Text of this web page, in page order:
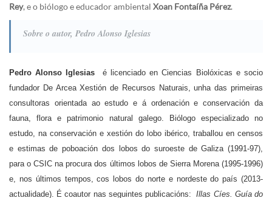
Rey, e o biólogo e educador ambiental Xoan Fontaíña Pérez.
Sobre o autor, Pedro Alonso Iglesias
Pedro Alonso Iglesias é licenciado en Ciencias Biolóxicas e socio
fundador De Arcea Xestión de Recursos Naturais, unha das primeiras
consultoras orientada ao estudo e á ordenación e conservación da
fauna, flora e patrimonio natural galego. Biólogo especializado no
estudo, na conservación e xestión do lobo ibérico, traballou en censos
e estimas de poboación dos lobos do suroeste de Galiza (1991-97),
para o CSIC na procura dos últimos lobos de Sierra Morena (1995-1996)
e, nos últimos tempos, cos lobos do norte e nordeste do país (2013-
actualidade). É coautor nas seguintes publicacións:Illas Cíes. Guía do